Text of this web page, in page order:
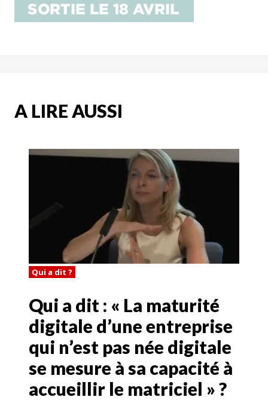
A LIRE AUSSI
Qui a dit ?
Qui a dit : « La maturité
digitale d’une entreprise
qui n’est pas née digitale
se mesure à sa capacité à
accueillir le matriciel » ?